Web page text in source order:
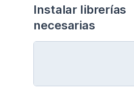
Instalar librerías
necesarias